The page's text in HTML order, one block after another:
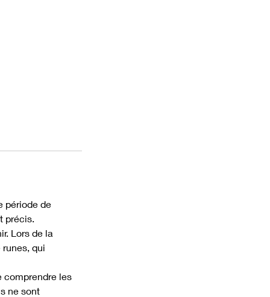
période de
précis.
Lors de la
qui
comprendre les
ne sont